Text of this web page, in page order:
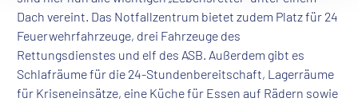
Dach vereint. Das Notfallzentrum bietet zudem Platz für 24
Feuerwehrfahrzeuge, drei Fahrzeuge des
Rettungsdienstes und elf des ASB. Außerdem gibt es
Schlafräume für die 24-Stundenbereitschaft, Lagerräume
für Kriseneinsätze, eine Küche für Essen auf Rädern sowie